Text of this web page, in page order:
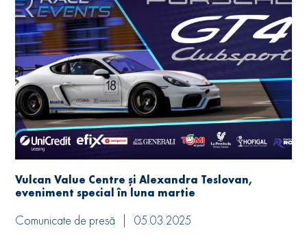
Vulcan Value Centre și Alexandra Teslovan,
eveniment special în luna martie
Comunicate de presă 05.03.2025